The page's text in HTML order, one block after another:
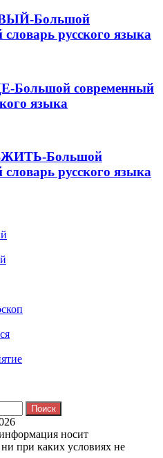
Большой
русского языка
Большой современный
языка
Большой
русского языка
носит
при каких условиях не